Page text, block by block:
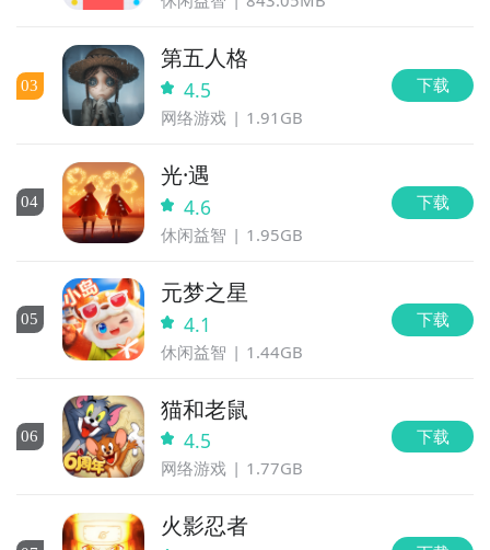
03
第五人格
4.5
网络游戏 1.91GB
下载
04
光·遇
4.6
休闲益智 1.95GB
下载
05
元梦之星
4.1
休闲益智 1.44GB
下载
06
猫和老鼠
4.5
网络游戏 1.77GB
下载
火影忍者